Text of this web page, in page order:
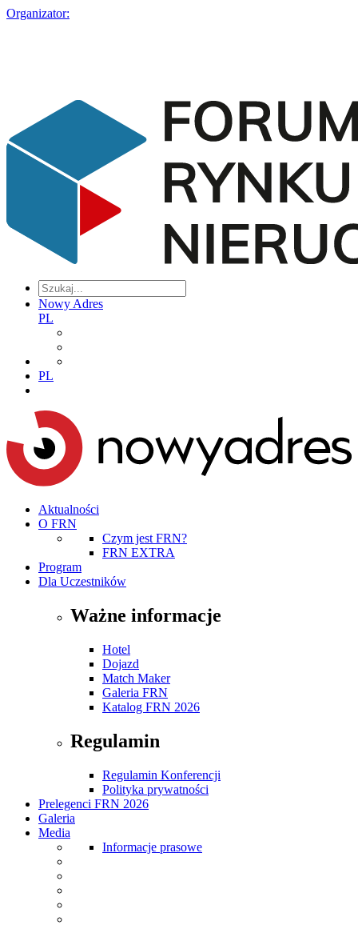
Organizator:
Nowy Adres
PL
PL
Aktualności
O FRN
Czym jest FRN?
FRN EXTRA
Program
Dla Uczestników
Ważne informacje
Hotel
Dojazd
Match Maker
Galeria FRN
Katalog FRN 2026
Regulamin
Regulamin Konferencji
Polityka prywatności
Prelegenci FRN 2026
Galeria
Media
Informacje prasowe